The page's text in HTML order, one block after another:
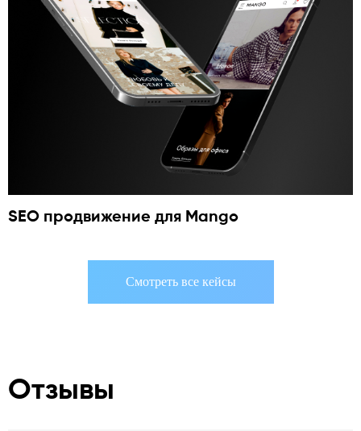
SEO продвижение для Mango
Смотреть все кейсы
Отзывы